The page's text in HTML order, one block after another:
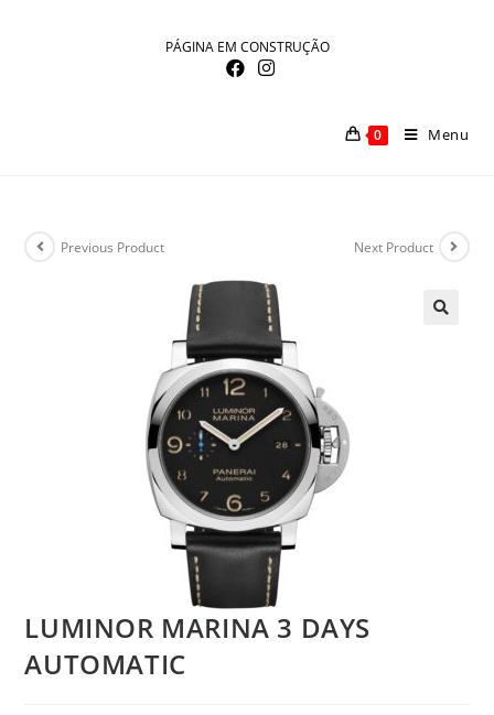
PÁGINA EM CONSTRUÇÃO
0 Menu
Previous Product Next Product
LUMINOR MARINA 3 DAYS
AUTOMATIC